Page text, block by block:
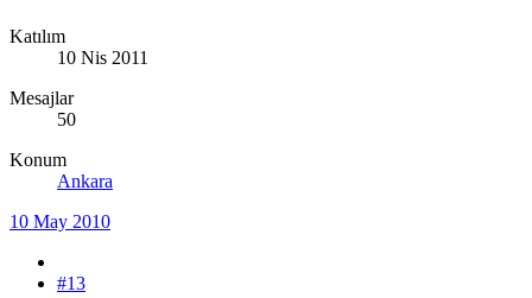
Katılım
10 Nis 2011
Mesajlar
50
Konum
Ankara
10 May 2010
#13